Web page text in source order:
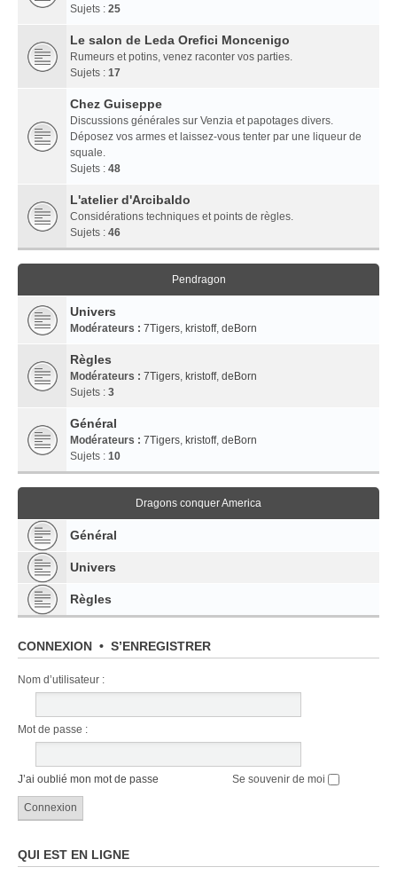
Sujets : 25
Le salon de Leda Orefici Moncenigo
Rumeurs et potins, venez raconter vos parties.
Sujets : 17
Chez Guiseppe
Discussions générales sur Venzia et papotages divers.
Déposez vos armes et laissez-vous tenter par une liqueur de
squale.
Sujets : 48
L'atelier d'Arcibaldo
Considérations techniques et points de règles.
Sujets : 46
Pendragon
Univers
Modérateurs : 7Tigers, kristoff, deBorn
Règles
Modérateurs : 7Tigers, kristoff, deBorn
Sujets : 3
Général
Modérateurs : 7Tigers, kristoff, deBorn
Sujets : 10
Dragons conquer America
Général
Univers
Règles
CONNEXION • S’ENREGISTRER
Nom d’utilisateur :
Mot de passe :
J’ai oublié mon mot de passe Se souvenir de moi
QUI EST EN LIGNE